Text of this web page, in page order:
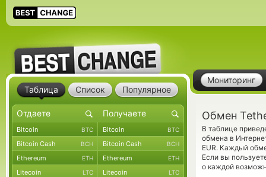
Мониторинг
Обмен
В таблице
обмена в
EUR. Каждый
Если вы
о каждой
Таблица Список Популярное
Bitcoin BTC Bitcoin BTC
Bitcoin Cash BCH Bitcoin Cash BCH
Ethereum ETH Ethereum ETH
Litecoin LTC Litecoin LTC